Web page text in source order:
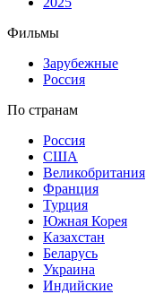
Фильмы
Зарубежные
Россия
По странам
Россия
США
Великобритания
Франция
Турция
Южная Корея
Казахстан
Беларусь
Украина
Индийские